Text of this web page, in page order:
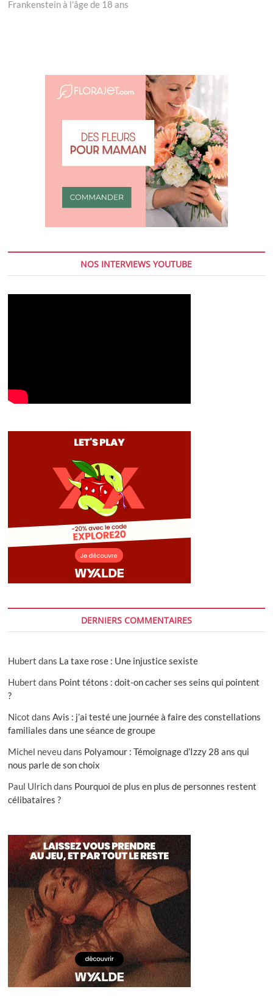
Frankenstein à l’âge de 18 ans
NOS INTERVIEWS YOUTUBE
DERNIERS COMMENTAIRES
Hubert dans La taxe rose : Une injustice sexiste
Hubert dans Point tétons : doit-on cacher ses seins qui pointent
?
Nicot dansAvis : j’ai testé une journée à faire des constellations
familiales dans une séance de groupe
Michel neveudans Polyamour : Témoignage d’Izzy 28 ans qui
nous parle de son choix
Paul Ulrichdans Pourquoi de plus en plus de personnes restent
célibataires ?